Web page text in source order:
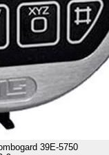
39E-5750